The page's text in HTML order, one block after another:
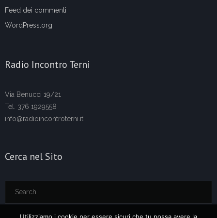
Feed dei commenti
WordPress.org
Radio Incontro Terni
Via Benucci 19/21
Tel. 376 1929558
info@radioincontroterni.it
Cerca nel Sito